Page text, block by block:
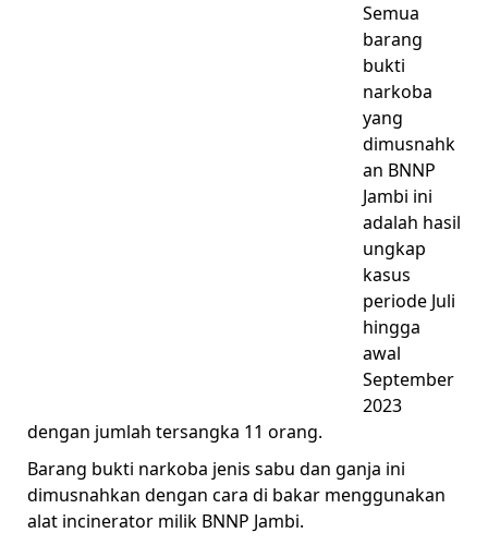
Semua
barang
bukti
narkoba
yang
dimusnahk
an BNNP
Jambi ini
adalah hasil
ungkap
kasus
periode Juli
hingga
awal
September
2023
dengan jumlah tersangka 11 orang.
Barang bukti narkoba jenis sabu dan ganja ini
dimusnahkan dengan cara di bakar menggunakan
alat incinerator milik BNNP Jambi.